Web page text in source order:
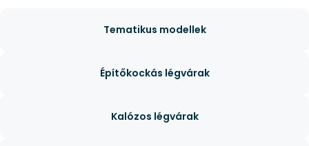
Tematikus modellek
Építőkockás légvárak
Kalózos légvárak